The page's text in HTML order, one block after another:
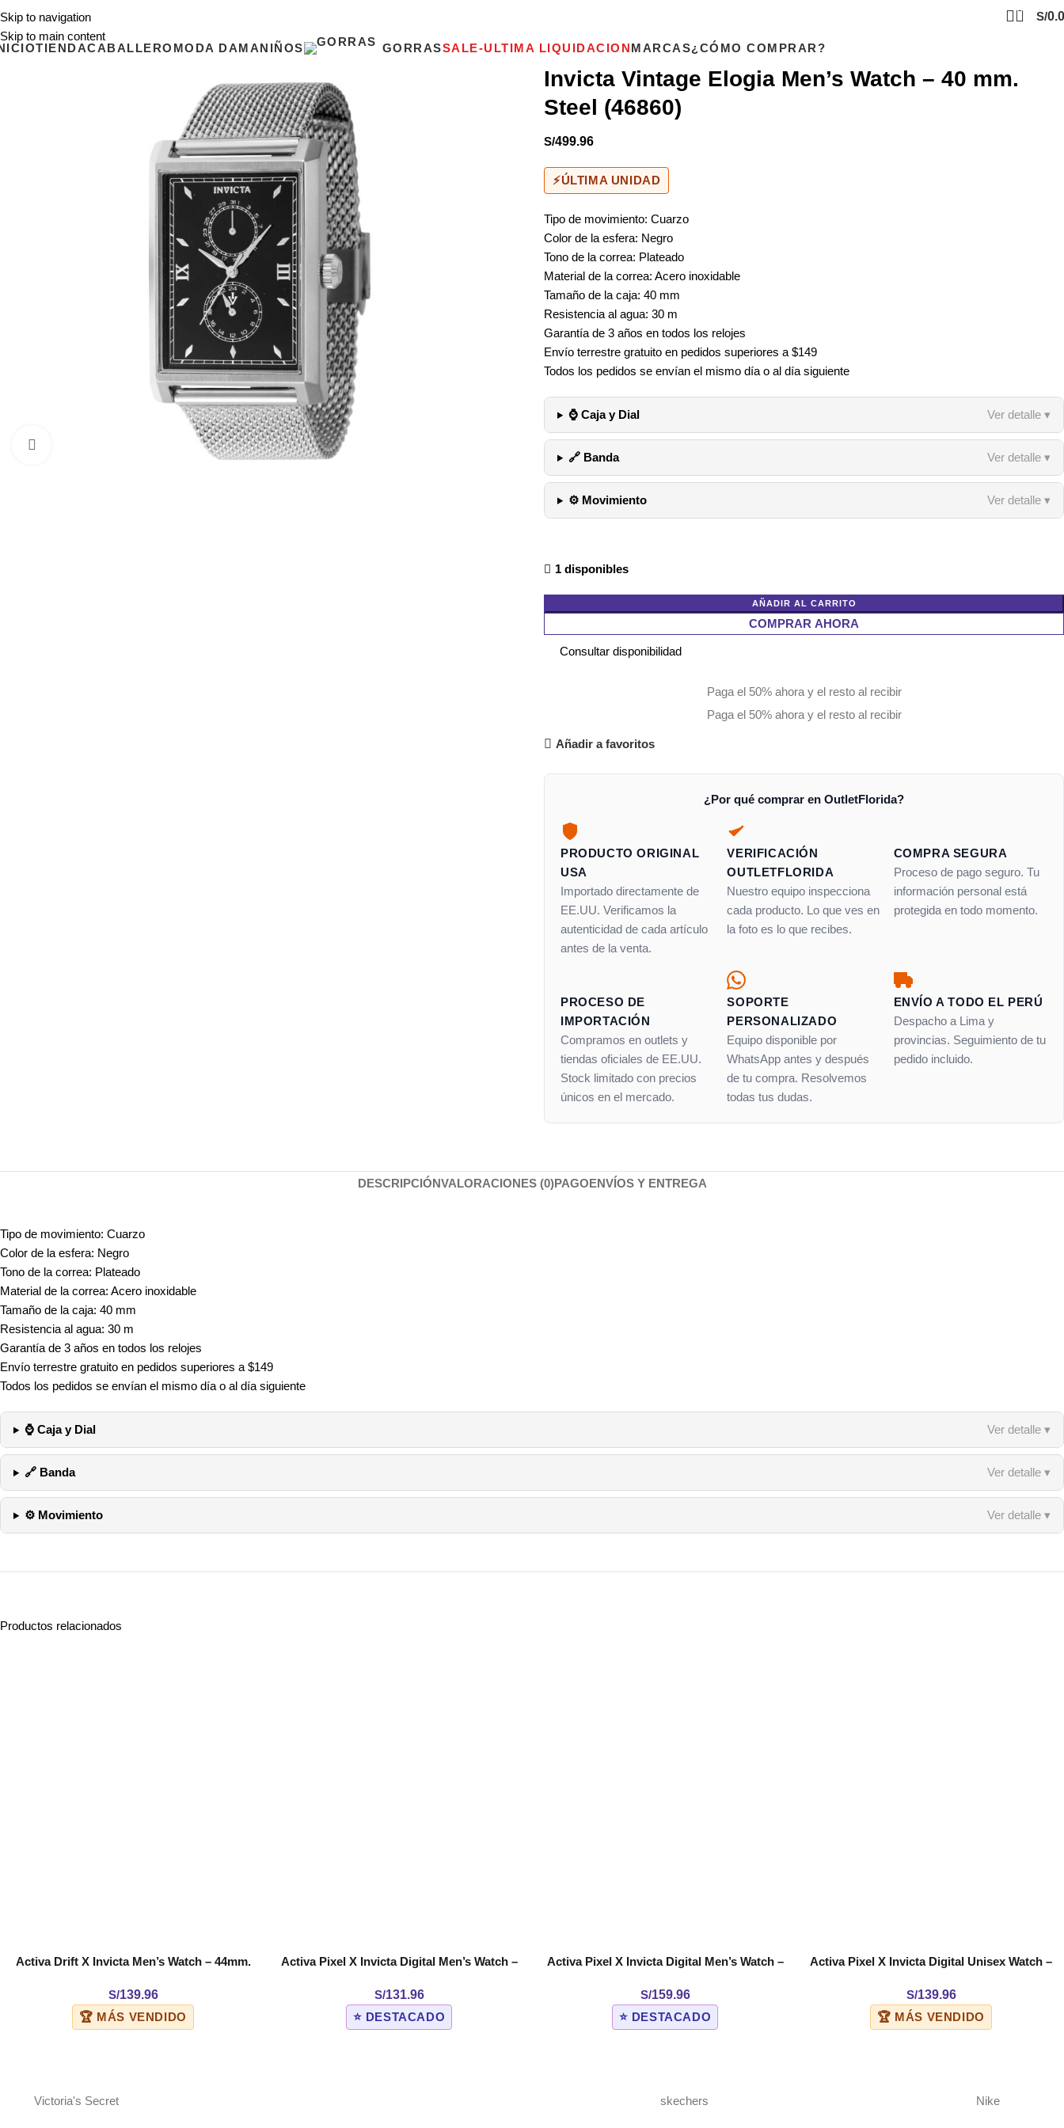
Skip to navigation
Skip to main content
0
S/
TIENDACABALLERO MODA DAMANIÑOS GORRASSALE-ULTIMA LIQUIDACIONMARCAS¿CÓMO COMPRAR?
Invicta Vintage Elogia Men’s Watch – 40 mm.
Steel (46860)
S/499.96
⚡ÚLTIMA UNIDAD
Tipo de movimiento: Cuarzo
Color de la esfera: Negro
Tono de la correa: Plateado
Material de la correa: Acero inoxidable
Tamaño de la caja: 40 mm
Resistencia al agua: 30 m
Garantía de 3 años en todos los relojes
Envío terrestre gratuito en pedidos superiores a $149
Todos los pedidos se envían el mismo día o al día siguiente
Ver detalle ▾
⌚ Caja y Dial
Ver detalle ▾
🔗 Banda
Ver detalle ▾
⚙️ Movimiento
1 disponibles
AÑADIR AL CARRITO
COMPRAR AHORA
Consultar disponibilidad
Paga el 50% ahora y el resto al recibir
Paga el 50% ahora y el resto al recibir
Añadir a favoritos
¿Por qué comprar en OutletFlorida?
PRODUCTO ORIGINAL
USA
Importado directamente de
EE.UU. Verificamos la
autenticidad de cada artículo
antes de la venta.
VERIFICACIÓN
OUTLETFLORIDA
Nuestro equipo inspecciona
cada producto. Lo que ves en
la foto es lo que recibes.
COMPRA SEGURA
Proceso de pago seguro. Tu
información personal está
protegida en todo momento.
PROCESO DE
IMPORTACIÓN
Compramos en outlets y
tiendas oficiales de EE.UU.
Stock limitado con precios
únicos en el mercado.
SOPORTE
PERSONALIZADO
Equipo disponible por
WhatsApp antes y después
de tu compra. Resolvemos
todas tus dudas.
ENVÍO A TODO EL PERÚ
Despacho a Lima y
provincias. Seguimiento de tu
pedido incluido.
DESCRIPCIÓNVALORACIONES (0)PAGOENVÍOS Y ENTREGA
Tipo de movimiento: Cuarzo
Color de la esfera: Negro
Tono de la correa: Plateado
Material de la correa: Acero inoxidable
Tamaño de la caja: 40 mm
Resistencia al agua: 30 m
Garantía de 3 años en todos los relojes
Envío terrestre gratuito en pedidos superiores a $149
Todos los pedidos se envían el mismo día o al día siguiente
Ver detalle ▾
⌚ Caja y Dial
Ver detalle ▾
🔗 Banda
Ver detalle ▾
⚙️ Movimiento
Productos relacionados
Activa Drift X Invicta Men’s Watch – 44mm.
S/139.96
🏆 MÁS VENDIDO
Activa Pixel X Invicta Digital Men’s Watch –
S/131.96
⭐ DESTACADO
Activa Pixel X Invicta Digital Men’s Watch –
S/159.96
⭐ DESTACADO
Activa Pixel X Invicta Digital Unisex Watch –
S/139.96
🏆 MÁS VENDIDO
Victoria's Secret skechers Nike